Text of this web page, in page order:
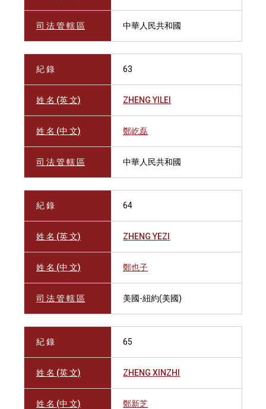
司 法 管 轄 區 中華人民共和國
紀 錄 63
姓 名 (英 文) ZHENG YILEI
姓 名 (中 文) 鄭屹磊
司 法 管 轄 區 中華人民共和國
紀 錄 64
姓 名 (英 文) ZHENG YEZI
姓 名 (中 文) 鄭也子
司 法 管 轄 區 美國-紐約(美國)
紀 錄 65
姓 名 (英 文) ZHENG XINZHI
姓 名 (中 文) 鄭新芝